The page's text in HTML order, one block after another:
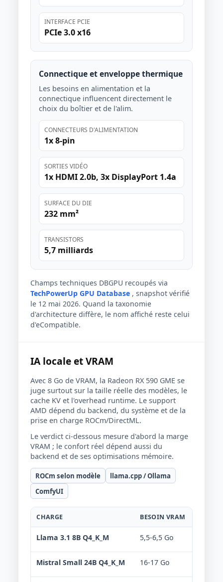
INTERFACE PCIE
PCIe 3.0 x16
Connectique et enveloppe thermique
Les besoins en alimentation et la
connectique influencent directement le
choix du boîtier et de l'alim.
CONNECTEURS D'ALIMENTATION
1x 8-pin
SORTIES VIDÉO
1x HDMI 2.0b, 3x DisplayPort 1.4a
SURFACE DU DIE
232 mm²
TRANSISTORS
5,7 milliards
Champs techniques DBGPU recoupés via
TechPowerUp GPU Database , snapshot vérifié
le 12 mai 2026. Quand la taxonomie
d'architecture diffère, le nom affiché reste celui
d'eCompatible.
IA locale et VRAM
Avec 8 Go de VRAM, la Radeon RX 590 GME se
juge surtout sur la taille réelle des modèles, le
cache KV et l'overhead runtime. Le support
AMD dépend du backend, du système et de la
prise en charge ROCm/DirectML.
Le verdict ci-dessous mesure d'abord la marge
VRAM ; le confort réel dépend aussi du
backend et de ses optimisations mémoire.
ROCm selon modèle
llama.cpp / Ollama
ComfyUI
CHARGE BESOIN VRAM
Llama 3.1 8B Q4_K_M 5,5-6,5 Go
Mistral Small 24B Q4_K_M 16-17 Go